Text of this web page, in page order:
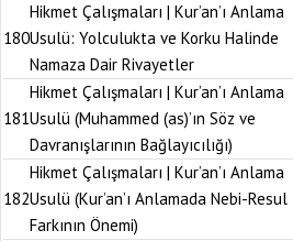
180
Hikmet Çalışmaları | Kur’an’ı Anlama
Usulü: Yolculukta ve Korku Halinde
Namaza Dair Rivayetler
181
Hikmet Çalışmaları | Kur’an’ı Anlama
Usulü (Muhammed (as)’ın Söz ve
Davranışlarının Bağlayıcılığı)
182
Hikmet Çalışmaları | Kur’an’ı Anlama
Usulü (Kur’an’ı Anlamada Nebi-Resul
Farkının Önemi)